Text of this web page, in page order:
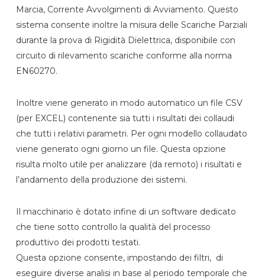
Marcia, Corrente Avvolgimenti di Avviamento. Questo
sistema consente inoltre la misura delle Scariche Parziali
durante la prova di Rigidità Dielettrica, disponibile con
circuito di rilevamento scariche conforme alla norma
EN60270.
Inoltre viene generato in modo automatico un file CSV
(per EXCEL) contenente sia tutti i risultati dei collaudi
che tutti i relativi parametri. Per ogni modello collaudato
viene generato ogni giorno un file. Questa opzione
risulta molto utile per analizzare (da remoto) i risultati e
l’andamento della produzione dei sistemi.
Il macchinario è dotato infine di un software dedicato
che tiene sotto controllo la qualità del processo
produttivo dei prodotti testati.
Questa opzione consente, impostando dei filtri, di
eseguire diverse analisi in base al periodo temporale che